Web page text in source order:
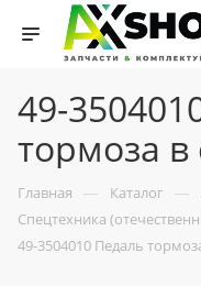
49-
тормоза в
Главная — Каталог —
Спецтехника
49-3504010 Педаль